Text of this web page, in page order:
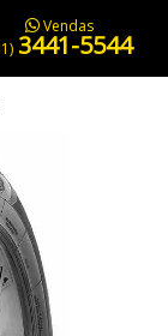
NOSSA LOJA
Vendas
3441-5544